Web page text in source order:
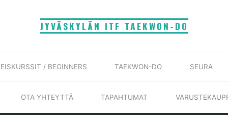
JYVÄSKYLÄN ITF TAEKWON-DO
/ BEGINNERS TAEKWON-DO SEURA
OTA YHTEYTTÄ TAPAHTUMAT